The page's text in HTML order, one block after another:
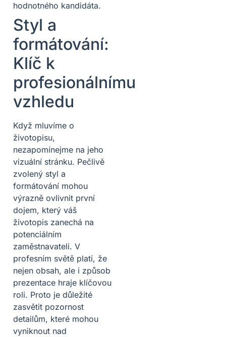
hodnotného kandidáta.
Styl a
formátování:
Klíč k
profesionálnímu
vzhledu
Když mluvíme o
životopisu,
nezapomínejme na jeho
vizuální stránku. Pečlivě
zvolený styl a
formátování mohou
výrazně ovlivnit první
dojem, který váš
životopis zanechá na
potenciálním
zaměstnavateli. V
profesním světě platí, že
nejen obsah, ale i způsob
prezentace hraje klíčovou
roli. Proto je důležité
zasvětit pozornost
detailům, které mohou
vyniknout nad